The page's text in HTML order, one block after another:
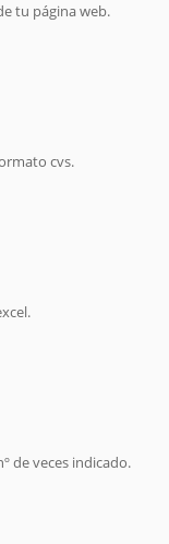
tu página web.
cvs.
de veces indicado.